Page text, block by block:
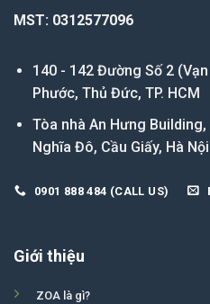
MST: 0312577096
140 - 142 Đường Số 2
Phước, Thủ Đức, TP. HCM
Tòa nhà An Hưng
Nghĩa Đô, Cầu Giấy, Hà Nội
0901 888 484 (CALL US)
Giới thiệu
ZOA là gì?